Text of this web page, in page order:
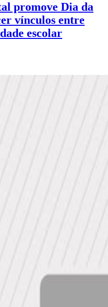
promove Dia da
vínculos entre
escolar